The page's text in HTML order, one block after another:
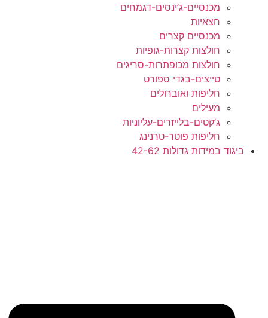
מכנסיים-ג’ינסים-דגמחים
חצאיות
מכנסיים קצרים
חולצות קצרות-גופיות
חולצות מכופתרות-סריגים
טייצים-בגדי ספורט
חליפות ואוברולים
מעילים
ג’קטים-בלייזרים-עליוניות
חליפות פוטר-טרנינג
ביגוד במידות גדולות 42-62